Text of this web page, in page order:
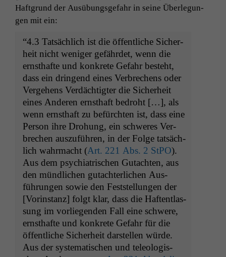
Haft­grund der Ausübungs­ge­fahr in seine Über­legun­
gen mit ein:
“4.3 Tat­säch­lich ist die öffentliche Sicher­
heit nicht weniger gefährdet, wenn die
ern­sthafte und konkrete Gefahr beste­ht,
dass ein drin­gend eines Ver­brechens oder
Verge­hens Verdächtigter die Sicher­heit
eines Anderen ern­sthaft bedro­ht […], als
wenn ern­sthaft zu befürcht­en ist, dass eine
Per­son ihre Dro­hung, ein schw­eres Ver­
brechen auszuführen, in der Folge tat­säch­
lich wahrma­cht (Art. 221 Abs. 2 StPO).
Aus dem psy­chi­a­trischen Gutacht­en, aus
den mündlichen gutachter­lichen Aus­
führun­gen sowie den Fest­stel­lun­gen der
[Vorin­stanz] fol­gt klar, dass die Haf­tent­las­
sung im vor­liegen­den Fall eine schwere,
ern­sthafte und konkrete Gefahr für die
öffentliche Sicher­heit darstellen würde.
Aus der sys­tem­a­tis­chen und tele­ol­o­gis­